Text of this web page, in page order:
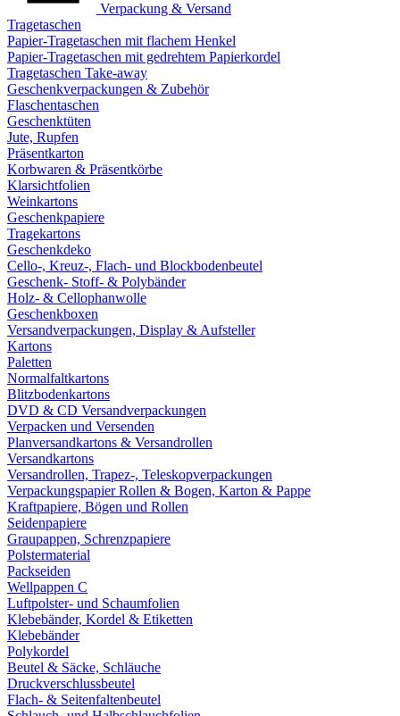
Verpackung & Versand
Tragetaschen
Papier-Tragetaschen mit flachem Henkel
Papier-Tragetaschen mit gedrehtem Papierkordel
Tragetaschen Take-away
Geschenkverpackungen & Zubehör
Flaschentaschen
Geschenktüten
Jute, Rupfen
Präsentkarton
Korbwaren & Präsentkörbe
Klarsichtfolien
Weinkartons
Geschenkpapiere
Tragekartons
Geschenkdeko
Cello-, Kreuz-, Flach- und Blockbodenbeutel
Geschenk- Stoff- & Polybänder
Holz- & Cellophanwolle
Geschenkboxen
Versandverpackungen, Display & Aufsteller
Kartons
Paletten
Normalfaltkartons
Blitzbodenkartons
DVD & CD Versandverpackungen
Verpacken und Versenden
Planversandkartons & Versandrollen
Versandkartons
Versandrollen, Trapez-, Teleskopverpackungen
Verpackungspapier Rollen & Bogen, Karton & Pappe
Kraftpapiere, Bögen und Rollen
Seidenpapiere
Graupappen, Schrenzpapiere
Polstermaterial
Packseiden
Wellpappen C
Luftpolster- und Schaumfolien
Klebebänder, Kordel & Etiketten
Klebebänder
Polykordel
Beutel & Säcke, Schläuche
Druckverschlussbeutel
Flach- & Seitenfaltenbeutel